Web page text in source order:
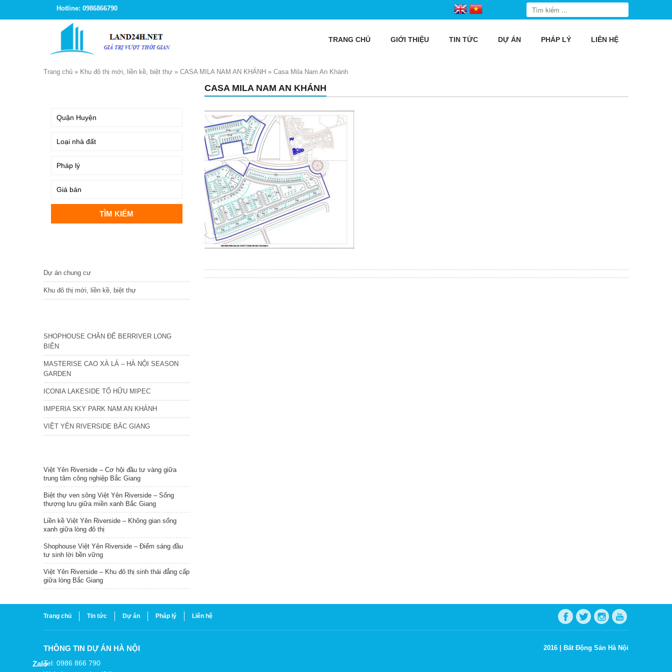
Hotline: 0986866790
TRANG CHỦ GIỚI THIỆU TIN TỨC DỰ ÁN PHÁP LÝ LIÊN HỆ
Trang chủ » Khu đô thị mới, liền kề, biệt thự » CASA MILA NAM AN KHÁNH » Casa Mila Nam An Khánh
CASA MILA NAM AN KHÁNH
Dự án chung cư
Khu đô thị mới, liền kề, biệt thự
SHOPHOUSE CHÂN ĐẾ BERRIVER LONG
BIÊN
MASTERISE CAO XÀ LÁ – HÀ NỘI SEASON
GARDEN
ICONIA LAKESIDE TỐ HỮU MIPEC
IMPERIA SKY PARK NAM AN KHÁNH
VIỆT YÊN RIVERSIDE BẮC GIANG
Việt Yên Riverside – Cơ hội đầu tư vàng giữa
trung tâm công nghiệp Bắc Giang
Biệt thự ven sông Việt Yên Riverside – Sống
thượng lưu giữa miền xanh Bắc Giang
Liền kề Việt Yên Riverside – Không gian sống
xanh giữa lòng đô thị
Shophouse Việt Yên Riverside – Điểm sáng đầu
tư sinh lời bền vững
Việt Yên Riverside – Khu đô thị sinh thái đẳng cấp
giữa lòng Bắc Giang
Trang chủ Tin tức Dự án Pháp lý Liên hệ
THÔNG TIN DỰ ÁN HÀ NỘI
Tel: 0986 866 790
2016 | Bất Động Sản Hà Nội
Zalo